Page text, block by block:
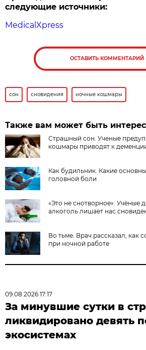
следующие источники:
MedicalXpress
ОСТАВИТЬ КОММЕНТАРИЙ
сон сновидения ночные кошмары
Также вам может быть
Страшный сон. Ученые
кошмары приводят к
Как будильник. Какие
головной боли
«Это не снотворное». Учёные
алкоголь лишает нас
Во тьме. Врач рассказал, как
при ночной работе
09.08.2026 17:17
За минувшие сутки в
ликвидировано девять
экосистемах